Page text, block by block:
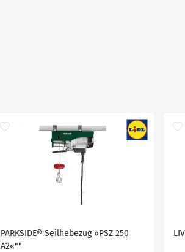
PARKSIDE® Seilhebezug »PSZ 250
A2«""